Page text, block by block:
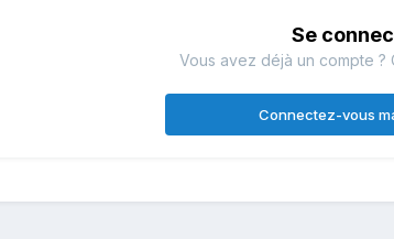
Se
Vous avez déjà un compte ?
Connectez-vous